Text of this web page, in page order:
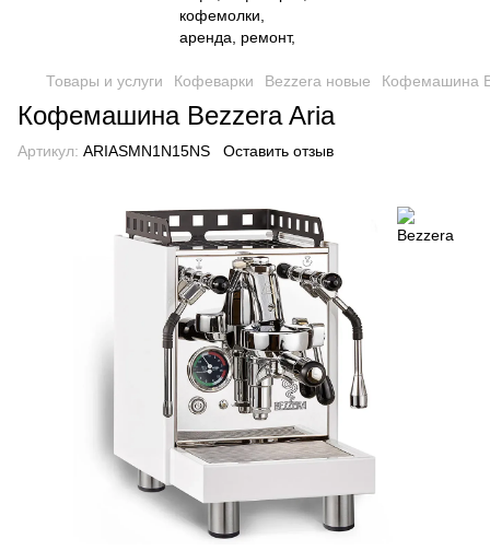
Товары и услуги Кофеварки Bezzera новые Кофемашина
Кофемашина Bezzera Aria
Артикул: ARIASMN1N15NS Оставить отзыв